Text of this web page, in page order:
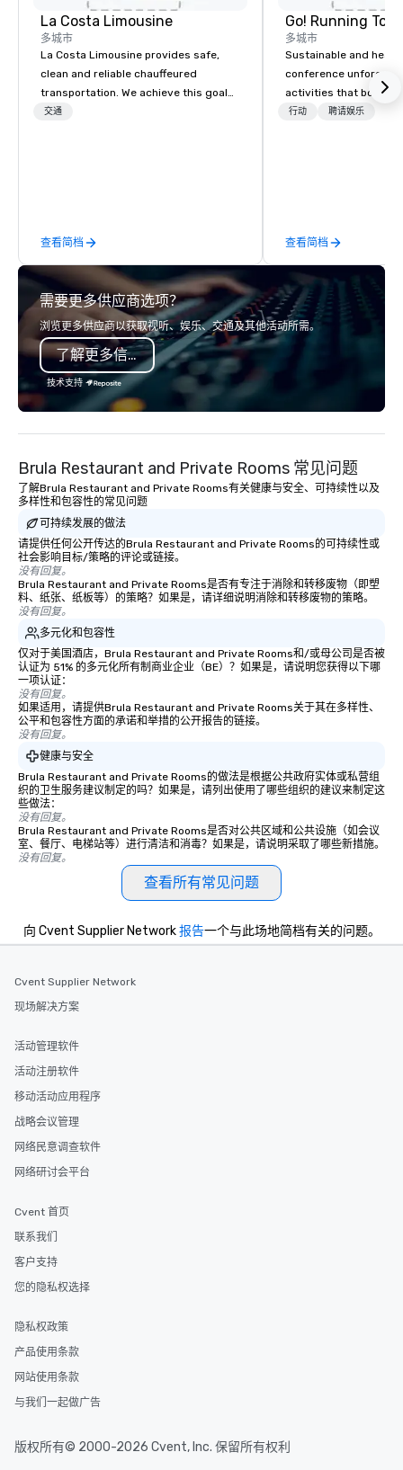
La Costa Limousine
多城市
La Costa Limousine provides safe,
clean and reliable chauffeured
transportation. We achieve this goal
with highly trained chauffeurs, the
late model luxury vehicles to the
highly experienced and professional
team of chauffeurs and support staff;
you will know quality when you travel
with La Costa Limousine.
交通
查看简档
Go! Running
多城市
Sustainable and
conference
activities that boost
lower carbon
行动 聘请娱乐
查看简档
需要更多供应商选项？
浏览更多供应商以获取视听、娱乐、交通及其他活动所需。
了解更多信息
技术支持
Brula Restaurant and Private Rooms 常见问题
了解Brula Restaurant and Private Rooms有关健康与安全、可持续性以及
多样性和包容性的常见问题
可持续发展的做法
请提供任何公开传达的Brula Restaurant and Private Rooms的可持续性或
社会影响目标/策略的评论或链接。
没有回复。
Brula Restaurant and Private Rooms是否有专注于消除和转移废物（即塑
料、纸张、纸板等）的策略？如果是，请详细说明消除和转移废物的策略。
没有回复。
多元化和包容性
仅对于美国酒店，Brula Restaurant and Private Rooms和/或母公司是否被
认证为 51% 的多元化所有制商业企业（BE）？如果是，请说明您获得以下哪
一项认证：
没有回复。
如果适用，请提供Brula Restaurant and Private Rooms关于其在多样性、
公平和包容性方面的承诺和举措的公开报告的链接。
没有回复。
健康与安全
Brula Restaurant and Private Rooms的做法是根据公共政府实体或私营组
织的卫生服务建议制定的吗？如果是，请列出使用了哪些组织的建议来制定这
些做法：
没有回复。
Brula Restaurant and Private Rooms是否对公共区域和公共设施（如会议
室、餐厅、电梯站等）进行清洁和消毒？如果是，请说明采取了哪些新措施。
没有回复。
查看所有常见问题
向 Cvent Supplier Network报告一个与此场地简档有关的问题。
Cvent Supplier Network
现场解决方案
活动管理软件
活动注册软件
移动活动应用程序
战略会议管理
网络民意调查软件
网络研讨会平台
Cvent 首页
联系我们
客户支持
您的隐私权选择
隐私权政策
产品使用条款
网站使用条款
与我们一起做广告
版权所有© 2000-2026 Cvent, Inc. 保留所有权利